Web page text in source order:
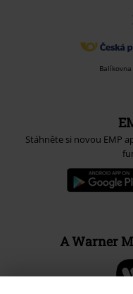
Balíkovna
Stáhněte si novou EMP
A Warner